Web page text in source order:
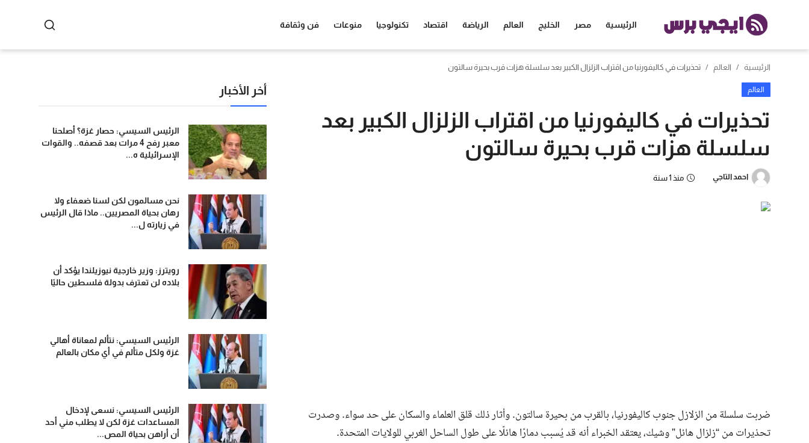
الرئيسية مصر الخليج العالم الرياضة اقتصاد تكنولوجيا منوعات فن وثقافة
الرئيسية العالم تحذيرات في كاليفورنيا من اقتراب الزلزال الكبير بعد سلسلة هزات قرب بحيرة سالتون
العالم
تحذيرات في كاليفورنيا من اقتراب الزلزال الكبير بعد
سلسلة هزات قرب بحيرة سالتون
احمد التاجي منذ 1 سنة
ضربت سلسلة من الزلازل جنوب كاليفورنيا، بالقرب من بحيرة سالتون. وأثار ذلك قلق العلماء والسكان على حد سواء. وصدرت
تحذيرات من “زلزال هائل” وشيك، يعتقد الخبراء أنه قد يُسبب دمارًا هائلًا على طول الساحل الغربي للولايات المتحدة.
أخر الأخبار
الرئيس السيسي: حصار غزة؟ أصلحنا
معبر رفح 4 مرات بعد قصفه.. والقوات
الإسرائيلية ه...
نحن مسالمون لكن لسنا ضعفاء ولا
رهان بحياة المصريين.. ماذا قال الرئيس
في زيارته ل...
رويترز: وزير خارجية نيوزيلندا يؤكد أن
بلاده لن تعترف بدولة فلسطين حاليًا
الرئيس السيسي: نتألم لمعاناة أهالي
غزة ولكل متألم في أي مكان بالعالم
الرئيس السيسي: نسعى لإدخال
المساعدات غزة لكن لا يطلب مني أحد
أن أراهن بحياة المص...